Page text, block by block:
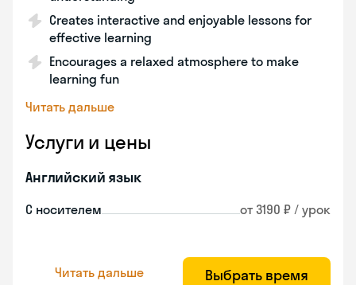
Creates interactive and enjoyable lessons for
effective learning
Encourages a relaxed atmosphere to make
learning fun
Читать дальше
Услуги и цены
Английский язык
С носителем от 3190 ₽ / урок
Читать дальше Выбрать время